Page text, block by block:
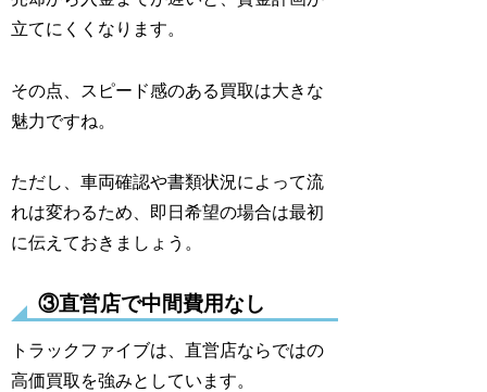
立てにくくなります。
その点、スピード感のある買取は大きな
魅力ですね。
ただし、車両確認や書類状況によって流
れは変わるため、即日希望の場合は最初
に伝えておきましょう。
③直営店で中間費用なし
トラックファイブは、直営店ならではの
高価買取を強みとしています。